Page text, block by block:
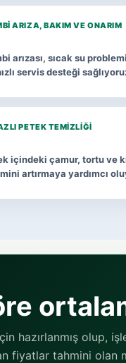
ARIZA, BAKIM VE ONARIM
arızası, sıcak su
servis desteği
PETEK TEMIZLIĞI
içindeki çamur, tortu ve
artırmaya yardımcı
hazırlanmış olup,
fiyatlar tahmini olan